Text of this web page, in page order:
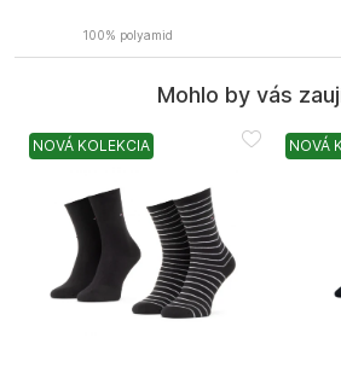
100% polyamid
Mohlo by vás
NOVÁ KOLEKCIA NOVÁ